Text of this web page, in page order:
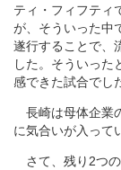
ティ・フィフティ
が、そういった中
遂行することで、
した。そういった
感できた試合でし
長崎は母体企業
に気合いが入って
さて、残り2つ